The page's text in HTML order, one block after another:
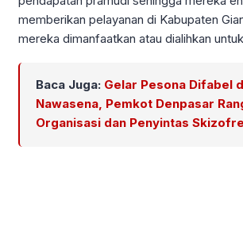
memberikan pelayanan di Kabupaten
mereka dimanfaatkan atau dialihkan
Baca Juga: Gelar Pesona Difabel
Nawasena, Pemkot Denpasar
Organisasi dan Penyintas